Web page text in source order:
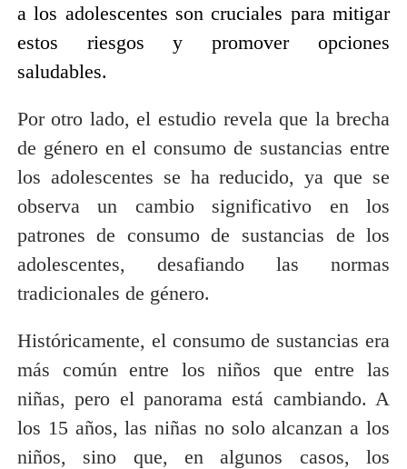
a los adolescentes son cruciales para mitigar
estos riesgos y promover opciones
saludables.
Por otro lado, el estudio revela que la brecha
de género en el consumo de sustancias entre
los adolescentes se ha reducido, ya que se
observa un cambio significativo en los
patrones de consumo de sustancias de los
adolescentes, desafiando las normas
tradicionales de género.
Históricamente, el consumo de sustancias era
más común entre los niños que entre las
niñas, pero el panorama está cambiando. A
los 15 años, las niñas no solo alcanzan a los
niños, sino que, en algunos casos, los